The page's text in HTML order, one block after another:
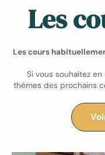
Les
Les cours
Si vous souhaitez
thèmes des prochains